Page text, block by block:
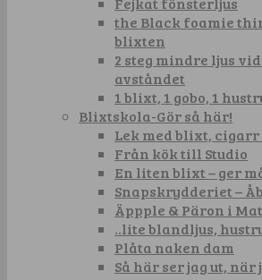
the Black foamie
blixten
2 steg mindre ljus
avståndet
1 blixt, 1 gobo, 1
Blixtskola-Gör så här!
Lek med blixt, cigarr
Från kök till Studio
En liten blixt – ger
Snapskrydderiet –
Äppple & Päron i
..lite blandljus,
Plåta naken dam
Så här ser jag ut,